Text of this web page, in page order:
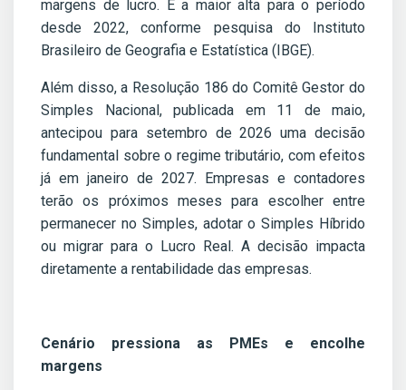
margens de lucro. É a maior alta para o período
desde 2022, conforme pesquisa do Instituto
Brasileiro de Geografia e Estatística (IBGE).
Além disso, a Resolução 186 do Comitê Gestor do
Simples Nacional, publicada em 11 de maio,
antecipou para setembro de 2026 uma decisão
fundamental sobre o regime tributário, com efeitos
já em janeiro de 2027. Empresas e contadores
terão os próximos meses para escolher entre
permanecer no Simples, adotar o Simples Híbrido
ou migrar para o Lucro Real. A decisão impacta
diretamente a rentabilidade das empresas.
Cenário pressiona as PMEs e encolhe
margens